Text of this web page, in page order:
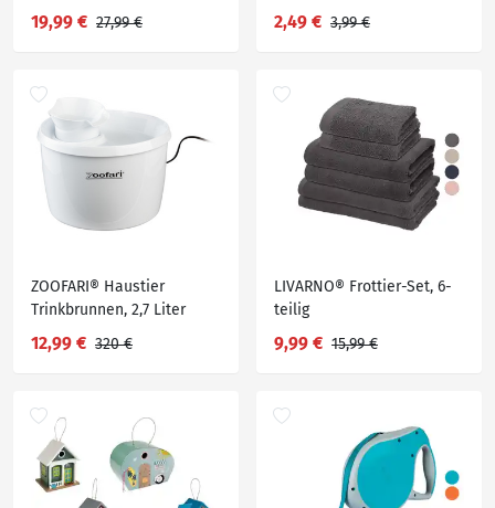
19,99 € 27,99 € 2,49 € 3,99 €
ZOOFARI® Haustier
Trinkbrunnen, 2,7 Liter
12,99 € 320 €
LIVARNO® Frottier-Set, 6-
teilig
9,99 € 15,99 €